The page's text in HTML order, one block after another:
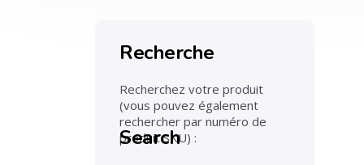
Recherche
Recherchez votre produit
(vous pouvez également
rechercher par numéro de
produit SKU) :
Search